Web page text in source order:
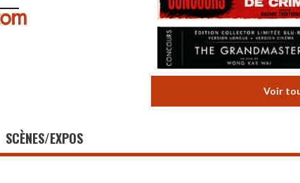
Voir
SCÈNES/EXPOS